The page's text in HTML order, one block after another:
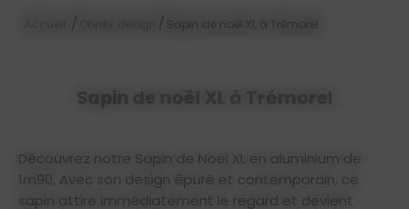
/ Sapin de noël XL à Trémorel
Sapin de noël XL à Trémorel
Découvrez notre Sapin de Noël XL en aluminium de
1m90. Avec son design épuré et contemporain, ce
sapin attire immédiatement le regard et devient